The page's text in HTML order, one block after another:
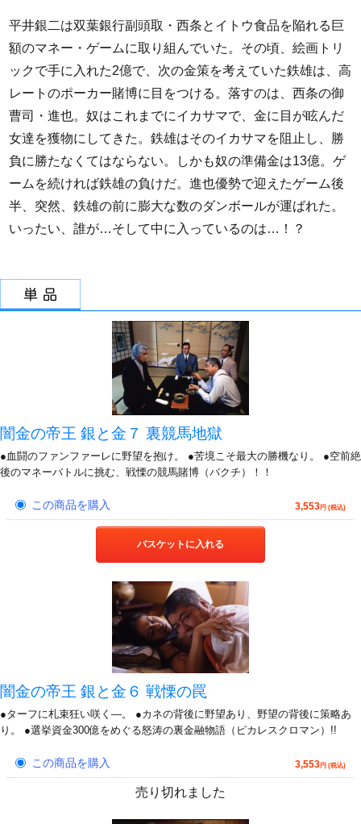
平井銀二は双葉銀行副頭取・西条とイトウ食品を陥れる巨
額のマネー・ゲームに取り組んでいた。その頃、絵画トリ
ックで手に入れた2億で、次の金策を考えていた鉄雄は、高
レートのポーカー賭博に目をつける。落すのは、西条の御
曹司・進也。奴はこれまでにイカサマで、金に目が眩んだ
女達を獲物にしてきた。鉄雄はそのイカサマを阻止し、勝
負に勝たなくてはならない。しかも奴の準備金は13億。ゲ
ームを続ければ鉄雄の負けだ。進也優勢で迎えたゲーム後
半、突然、鉄雄の前に膨大な数のダンボールが運ばれた。
いったい、誰が…そして中に入っているのは…！？
闇金の帝王 銀と金７ 裏競馬地獄
●血闘のファンファーレに野望を抱け。 ●苦境こそ最大の勝機なり。 ●空前絶
後のマネーバトルに挑む、戦慄の競馬賭博（バクチ）！！
この商品を購入 3,553円 (税込)
バスケットに入れる
闇金の帝王 銀と金６ 戦慄の罠
●ターフに札束狂い咲く―。 ●カネの背後に野望あり、野望の背後に策略あ
り。 ●選挙資金300億をめぐる怒涛の裏金融物語（ピカレスクロマン）!!
この商品を購入 3,553円 (税込)
売り切れました